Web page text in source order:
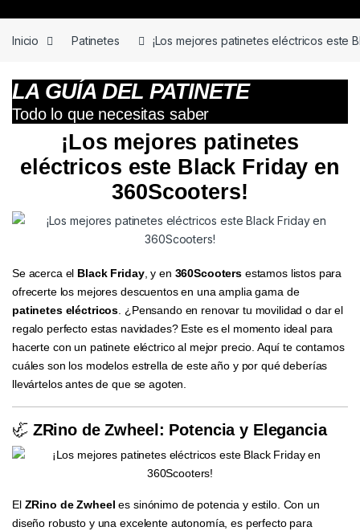
Inicio Patinetes ¡Los mejores patinetes eléctricos este
LA GUÍA DEL PATINETE
Todo lo que necesitas saber
¡Los mejores patinetes
eléctricos este Black Friday en
360Scooters!
Se acerca el Black Friday, y en 360Scooters estamos listos para
ofrecerte los mejores descuentos en una amplia gama de
patinetes eléctricos. ¿Pensando en renovar tu movilidad o dar el
regalo perfecto estas navidades? Este es el momento ideal para
hacerte con un patinete eléctrico al mejor precio. Aquí te contamos
cuáles son los modelos estrella de este año y por qué deberías
llevártelos antes de que se agoten.
🦏 ZRino de Zwheel: Potencia y Elegancia
El ZRino de Zwheel es sinónimo de potencia y estilo. Con un
diseño robusto y una excelente autonomía, es perfecto para